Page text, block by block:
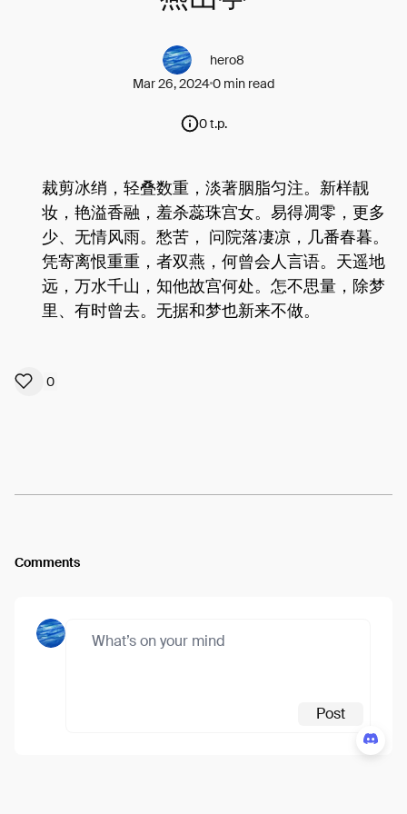
hero8
Mar 26, 20240 min read
0 t.p.
裁剪冰绡，轻叠数重，淡著胭脂匀注。新样靓
妆，艳溢香融，羞杀蕊珠宫女。易得凋零，更多
少、无情风雨。愁苦， 问院落凄凉，几番春暮。
凭寄离恨重重，者双燕，何曾会人言语。天遥地
远，万水千山，知他故宫何处。怎不思量，除梦
里、有时曾去。无据和梦也新来不做。
0
Comments
Post